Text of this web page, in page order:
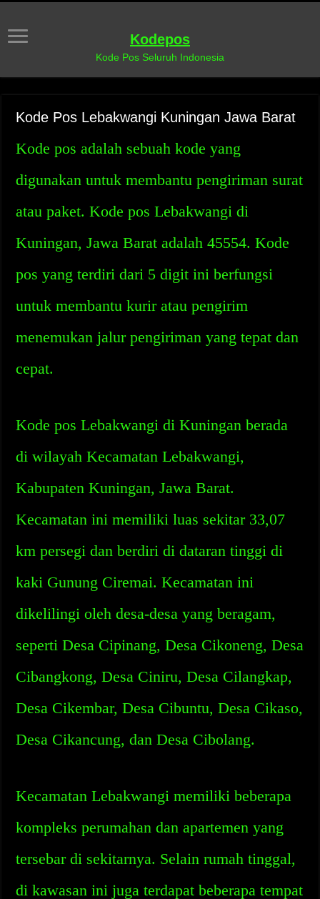
Kodepos
Kode Pos Seluruh Indonesia
Kode Pos Lebakwangi Kuningan Jawa Barat
Kode pos adalah sebuah kode yang
digunakan untuk membantu pengiriman surat
atau paket. Kode pos Lebakwangi di
Kuningan, Jawa Barat adalah 45554. Kode
pos yang terdiri dari 5 digit ini berfungsi
untuk membantu kurir atau pengirim
menemukan jalur pengiriman yang tepat dan
cepat.
Kode pos Lebakwangi di Kuningan berada
di wilayah Kecamatan Lebakwangi,
Kabupaten Kuningan, Jawa Barat.
Kecamatan ini memiliki luas sekitar 33,07
km persegi dan berdiri di dataran tinggi di
kaki Gunung Ciremai. Kecamatan ini
dikelilingi oleh desa-desa yang beragam,
seperti Desa Cipinang, Desa Cikoneng, Desa
Cibangkong, Desa Ciniru, Desa Cilangkap,
Desa Cikembar, Desa Cibuntu, Desa Cikaso,
Desa Cikancung, dan Desa Cibolang.
Kecamatan Lebakwangi memiliki beberapa
kompleks perumahan dan apartemen yang
tersebar di sekitarnya. Selain rumah tinggal,
di kawasan ini juga terdapat beberapa tempat